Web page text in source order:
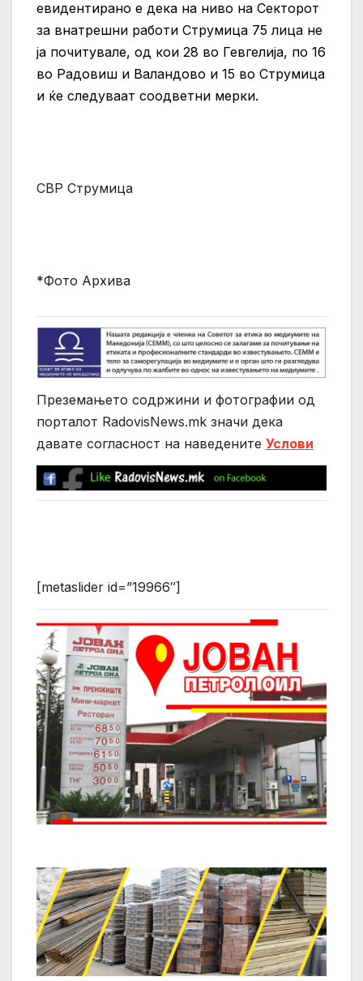
евидентирано е дека на ниво на Секторот
за внатрешни работи Струмица 75 лица не
ја почитувалe, од кои 28 во Гевгелија, по 16
во Радовиш и Валандово и 15 во Струмица
и ќе следуваат соодветни мерки.
СВР Струмица
*Фото Архива
Преземањето содржини и фотографии од
порталот RadovisNews.mk значи дека
давате согласност на нaведените Услови
[metaslider id=”19966″]